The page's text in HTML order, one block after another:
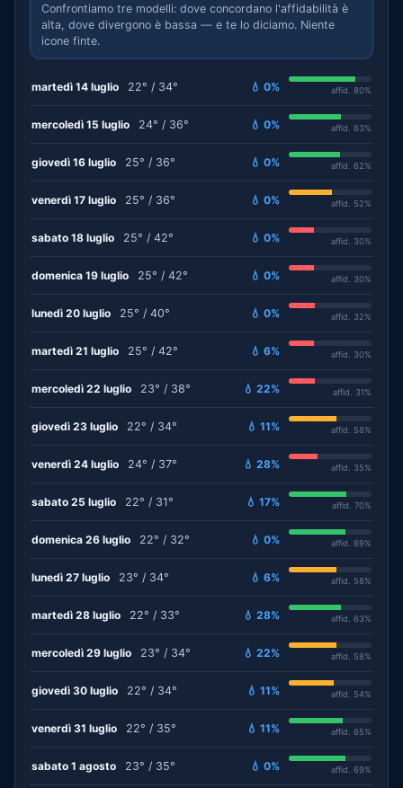
Confrontiamo tre modelli: dove concordano l'affidabilità è
alta, dove divergono è bassa — e te lo diciamo. Niente
icone finte.
martedì 14 luglio 22° / 34° 💧 0% affid. 80%
mercoledì 15 luglio 24° / 36° 💧 0% affid. 63%
giovedì 16 luglio 25° / 36° 💧 0% affid. 62%
venerdì 17 luglio 25° / 36° 💧 0% affid. 52%
sabato 18 luglio 25° / 42° 💧 0% affid. 30%
domenica 19 luglio 25° / 42° 💧 0% affid. 30%
lunedì 20 luglio 25° / 40° 💧 0% affid. 32%
martedì 21 luglio 25° / 42° 💧 6% affid. 30%
mercoledì 22 luglio 23° / 38° 💧 22% affid. 31%
giovedì 23 luglio 22° / 34° 💧 11% affid. 58%
venerdì 24 luglio 24° / 37° 💧 28% affid. 35%
sabato 25 luglio 22° / 31° 💧 17% affid. 70%
domenica 26 luglio 22° / 32° 💧 0% affid. 69%
lunedì 27 luglio 23° / 34° 💧 6% affid. 58%
martedì 28 luglio 22° / 33° 💧 28% affid. 63%
mercoledì 29 luglio 23° / 34° 💧 22% affid. 58%
giovedì 30 luglio 22° / 34° 💧 11% affid. 54%
venerdì 31 luglio 22° / 35° 💧 11% affid. 65%
sabato 1 agosto 23° / 35° 💧 0% affid. 69%